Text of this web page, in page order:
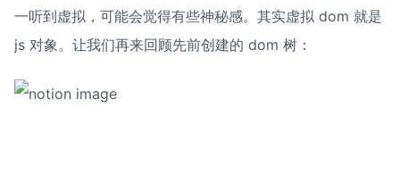
一听到虚拟，可能会觉得有些神秘感。其实虚拟 dom 就是
js 对象。让我们再来回顾先前创建的 dom 树：